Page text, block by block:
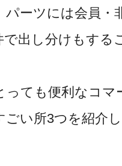
パーツには会員・
で出し分けもする
っても便利なコマ
ごい所3つを紹介